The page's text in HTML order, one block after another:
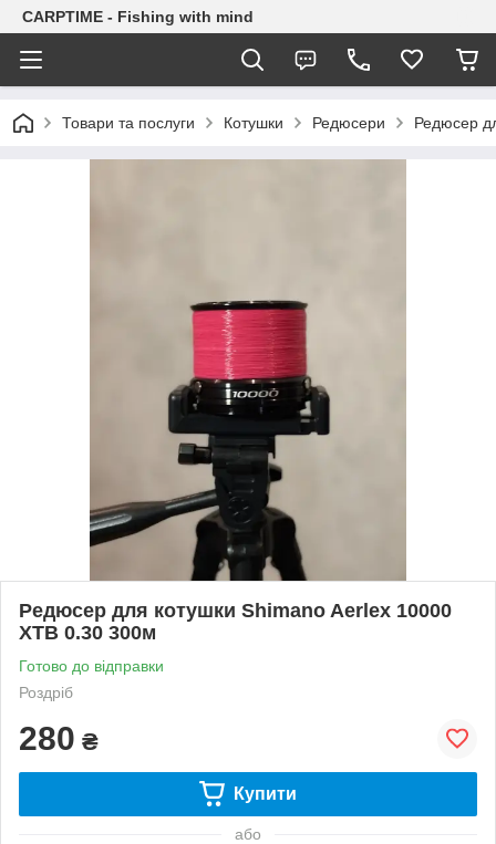
CARPTIME - Fishing with mind
Товари та послуги Котушки Редюсери Редюсер
Редюсер для котушки Shimano Aerlex 10000
XTB 0.30 300м
Готово до відправки
Роздріб
280 ₴
Купити
або